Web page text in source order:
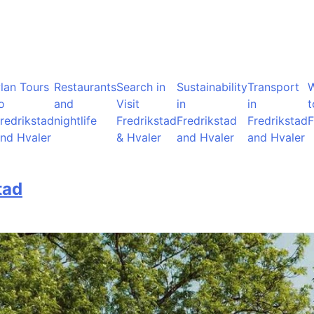
Tours
Hvaler
Restaurants
and
nightlife
Search in
Visit
Fredrikstad
& Hvaler
Sustainability
in
Fredrikstad
and Hvaler
Transport
in
Fredrikstad
and Hvaler